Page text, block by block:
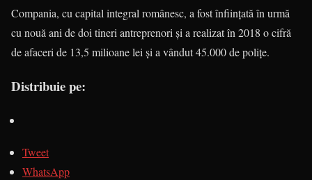
Compania, cu capital integral românesc, a fost înființată în urmă
cu nouă ani de doi tineri antreprenori și a realizat în 2018 o cifră
de afaceri de 13,5 milioane lei și a vândut 45.000 de polițe.
Distribuie pe:
Tweet
WhatsApp